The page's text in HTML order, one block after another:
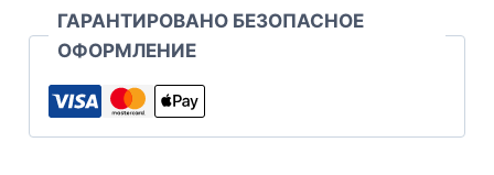
ГАРАНТИРОВАНО БЕЗОПАСНОЕ
ОФОРМЛЕНИЕ